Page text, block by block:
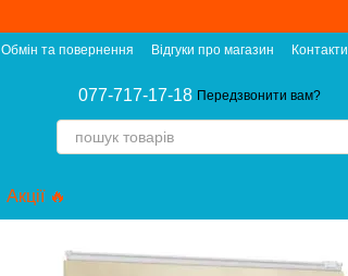
Обмін та повернення Відгуки про магазин Контакти
077-717-17-18 Передзвонити вам?
Акції 🔥